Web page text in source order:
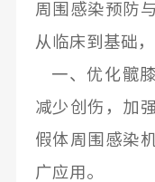
周围感染预防
从临床到基础
一、优化髋
减少创伤，加
假体周围感染
广应用。